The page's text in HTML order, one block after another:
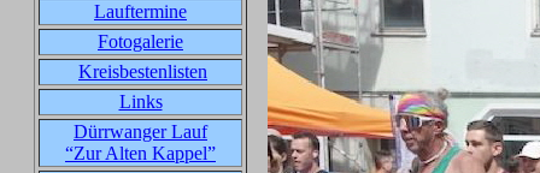
Lauftermine
Fotogalerie
Kreisbestenlisten
Links
Dürrwanger Lauf
“Zur Alten Kappel”